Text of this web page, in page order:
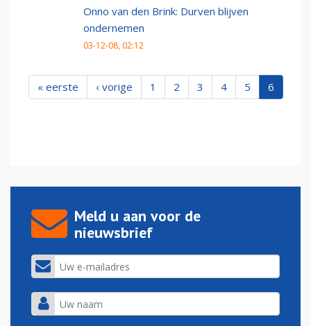
Onno van den Brink: Durven blijven
ondernemen
03-12-08, 02:12
« eerste ‹ vorige 1 2 3 4 5 6
Meld u aan voor de
nieuwsbrief